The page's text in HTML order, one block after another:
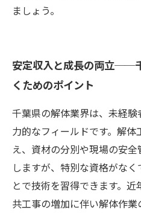
ましょう。
安定収入と成長の両立──
くためのポイント
千葉県の解体業界は、未経
力的なフィールドです。解
え、資材の分別や現場の安
しますが、特別な資格がな
とで技術を習得できます。
共工事の増加に伴い解体作